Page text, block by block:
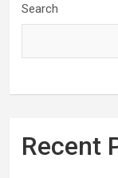
Search
Recent